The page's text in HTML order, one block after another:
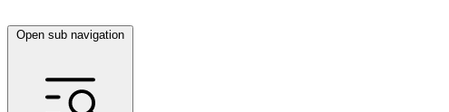
Open sub navigation